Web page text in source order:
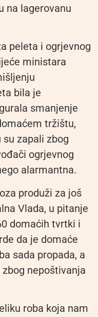
na lagerovanu
peleta i ogrjevnog
ministara
bila je
smanjenje
tržištu,
su zapali zbog
ogrjevnog
alarmantna.
produži za još
Vlada, u pitanje
domaćih tvrtki i
da je domaće
sada propada, a
nepoštivanja
roba koja nam